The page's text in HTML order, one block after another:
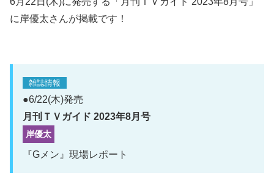
に岸優太さんが掲載です！
雑誌情報
●6/22(木)発売
月刊ＴＶガイド 2023年8月号
岸優太
『Gメン』現場レポート